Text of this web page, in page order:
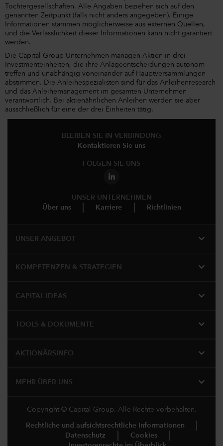
Tochtergesellschaften. Alle Angaben beziehen sich auf den
genannten Zeitpunkt (falls nicht anders angegeben). Einige
Informationen stammen möglicherweise aus externen Quellen,
und die Verlässlichkeit dieser Informationen kann nicht garantiert
werden.
Die Capital-Group-Unternehmen managen Aktien in drei
Investmenteinheiten, die ihre Anlageentscheidungen autonom
treffen und unabhängig voneinander auf Hauptversammlungen
abstimmen. Die Anleihespezialisten sind für das Anleihenresearch
und das Anleihemanagement im gesamten Unternehmen
verantwortlich. Bei aktienähnlichen Anleihen werden sie aber
ausschließlich für eine der drei Einheiten tätig.
BLEIBEN SIE IN VERBINDUNG
Kontaktieren Sie uns
FOLGEN SIE UNS
UNSER UNTERNEHMEN
Über uns
Karriere Richtlinien
UNSER ANGEBOT expand_more
KOMPETENZEN & STRATEGIEN expand_more
CAPITAL IDEAS expand_more
TOOLS & DOKUMENTE expand_more
AKTIONÄRSINFO expand_more
MEHR ÜBER UNS expand_more
Copyright © Capital Group. Alle Rechte vorbehalten.
Rechtliche und aufsichtsrechtliche Informationen
Datenschutz
Cookies